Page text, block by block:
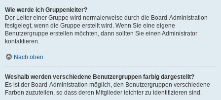
Wie werde ich Gruppenleiter?
Der Leiter einer Gruppe wird normalerweise durch die Board-Administration
festgelegt, wenn die Gruppe erstellt wird. Wenn Sie eine eigene
Benutzergruppe erstellen möchten, dann sollten Sie einen Administrator
kontaktieren.
Nach oben
Weshalb werden verschiedene Benutzergruppen farbig dargestellt?
Es ist der Board-Administration möglich, den Benutzergruppen verschiedene
Farben zuzuteilen, so dass deren Mitglieder leichter zu identifizieren sind.